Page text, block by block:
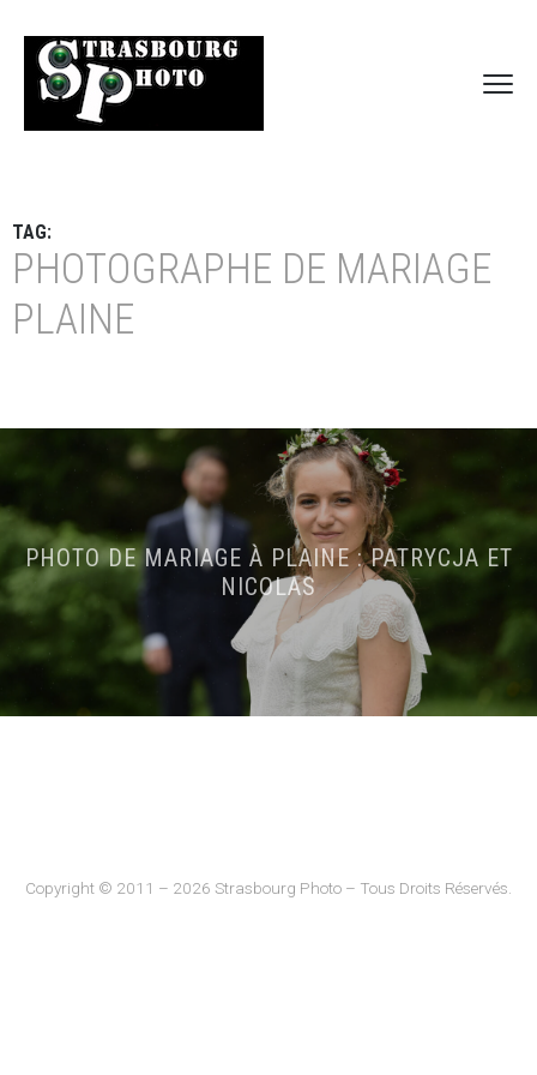
TAG:
PHOTOGRAPHE DE MARIAGE
PLAINE
PHOTO DE MARIAGE À PLAINE : PATRYCJA ET
NICOLAS
Copyright © 2011 – 2026 Strasbourg Photo – Tous Droits Réservés.